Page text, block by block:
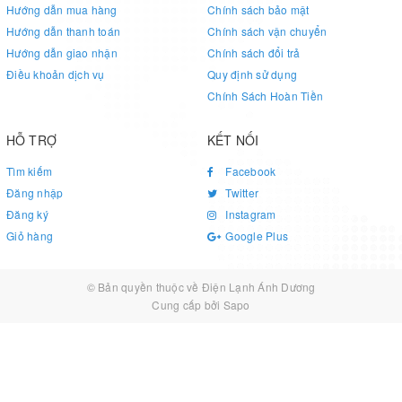
Hướng dẫn mua hàng
Hướng dẫn thanh toán
Hướng dẫn giao nhận
Điều khoản dịch vụ
Chính sách bảo mật
Chính sách vận chuyển
Chính sách đổi trả
Quy định sử dụng
Chính Sách Hoàn Tiền
HỖ TRỢ
Tìm kiếm
Đăng nhập
Đăng ký
Giỏ hàng
KẾT NỐI
Facebook
Twitter
Instagram
Google Plus
© Bản quyền thuộc về Điện Lạnh Ánh Dương
Cung cấp bởi Sapo